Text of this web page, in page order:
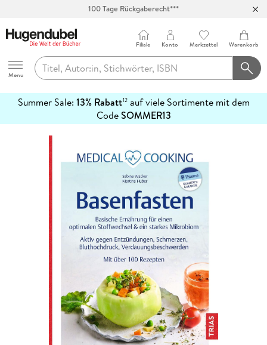
100 Tage Rückgaberecht***
Hugendubel
Menu
Filiale Konto Merkzettel Warenkorb
Summer Sale: 13% Rabatt12auf viele Sortimente mit dem
CodeSOMMER13
erfahren